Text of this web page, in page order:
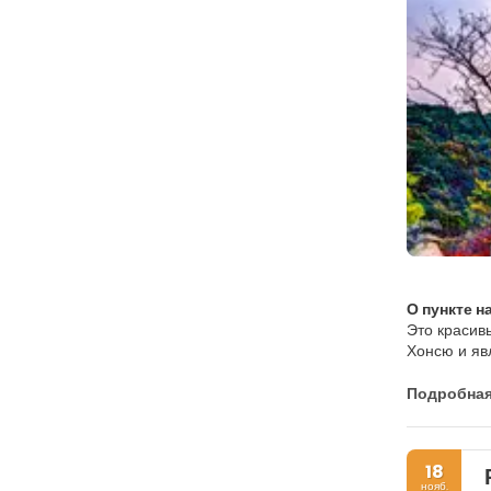
О пункте
Это
Хонсю и
Его
18
нояб.